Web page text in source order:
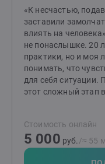
«К несчастью,
заставили
влиять на
не понаслышке. 20
практики, но и моя
понимать, что
для себя ситуации.
этот сложный этап
облегчение уже
человек уникален
подход и подбор
мультимодальный
Стоимость онлайн
5 000 руб. /≈ 55